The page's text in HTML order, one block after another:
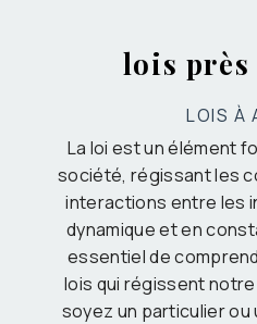
lois près
LOIS À
La loi est un élément
société, régissant les
interactions entre les
dynamique et en
essentiel de
lois qui régissent
soyez un particulier